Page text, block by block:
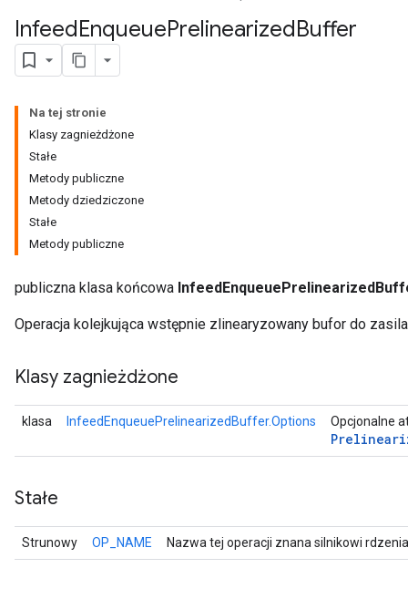
InfeedEnqueuePrelinearizedBuffer
Na tej stronie
Klasy zagnieżdżone
Stałe
Metody publiczne
Metody dziedziczone
Stałe
Metody publiczne
publiczna klasa końcowa
Operacja kolejkująca wstępnie zlinearyzowany bufor do
Klasy zagnieżdżone
klasa InfeedEnqueuePrelinearizedBuffer.Options Opcjonalne
Stałe
Strunowy OP_NAME Nazwa tej operacji znana silnikowi